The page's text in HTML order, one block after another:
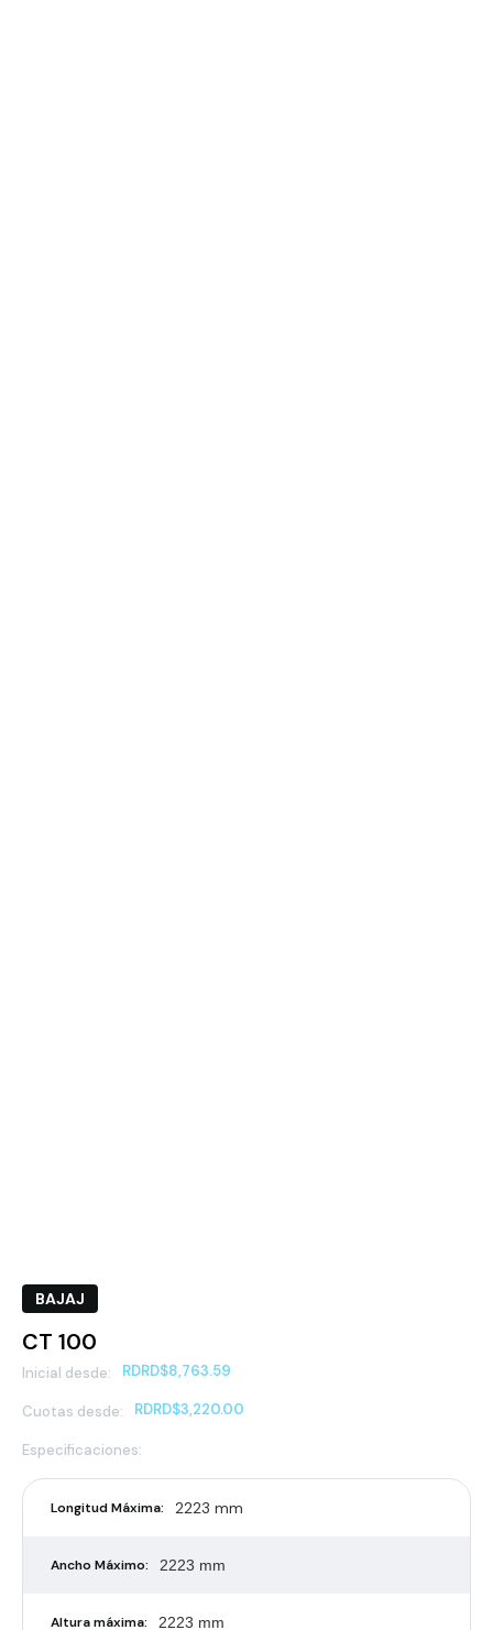
BAJAJ
CT 100
Inicial desde: RDRD$8,763.59
Cuotas desde: RDRD$3,220.00
Especificaciones:
Longitud Máxima: 2223 mm
Ancho Máximo: 2223 mm
Altura máxima: 2223 mm